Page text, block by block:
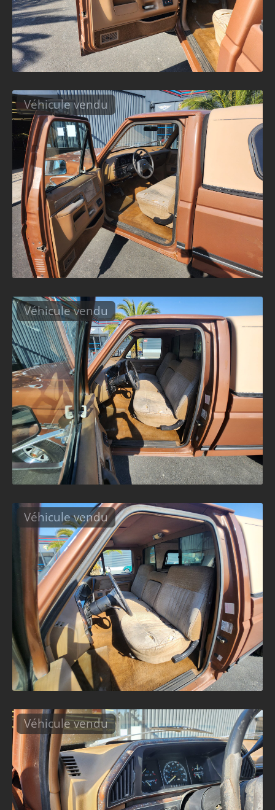
Véhicule vendu
Véhicule vendu
Véhicule vendu
Véhicule vendu